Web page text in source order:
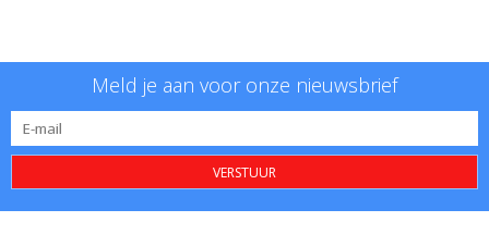
Meld je aan voor onze nieuwsbrief
VERSTUUR